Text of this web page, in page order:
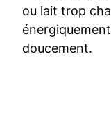
ou lait trop
doucement.